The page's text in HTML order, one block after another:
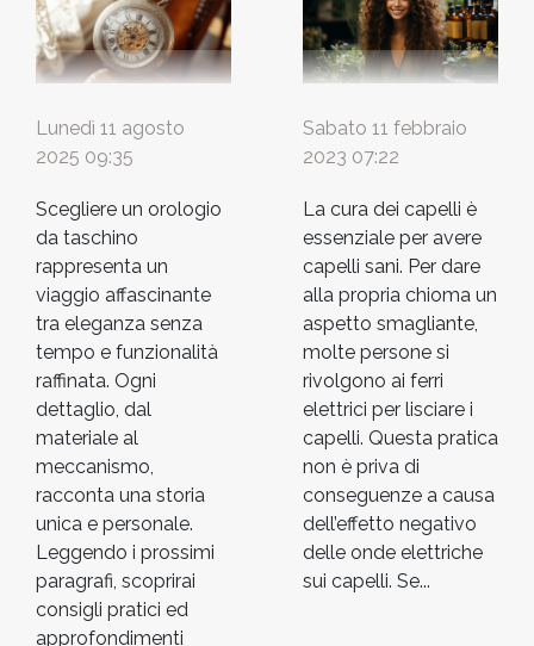
Incisioni personalizzate Le incisioni
rappresentano un modo unico per
trasformare il chiama angeli in un gioiello
Attraverso tecniche avanzate come
l'incisione laser, l'incisione a mano e la
elementi speciali al proprio pendente. Le
opzioni includono...
Lunedì 11 agosto
2025 09:35
Scegliere un orologio
da taschino
rappresenta un
viaggio affascinante
tra eleganza senza
tempo e funzionalità
raffinata. Ogni
dettaglio, dal
materiale al
meccanismo,
racconta una storia
unica e personale.
Leggendo i prossimi
paragrafi, scoprirai
consigli pratici ed
approfondimenti
Sabato 11 febbraio
2023 07:22
La cura dei capelli è
essenziale per avere
capelli sani. Per dare
alla propria chioma un
aspetto smagliante,
molte persone si
rivolgono ai ferri
elettrici per lisciare i
capelli. Questa pratica
non è priva di
conseguenze a causa
dell’effetto negativo
delle onde elettriche
sui capelli. Se...